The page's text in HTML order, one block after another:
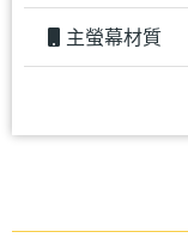
主螢幕材質